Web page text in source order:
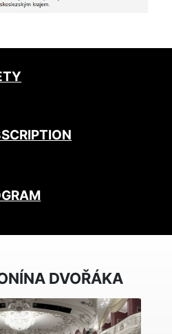
DVOŘÁKA